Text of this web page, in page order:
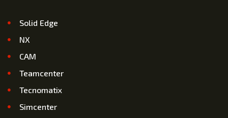
Solid Edge
NX
CAM
Teamcenter
Tecnomatix
Simcenter